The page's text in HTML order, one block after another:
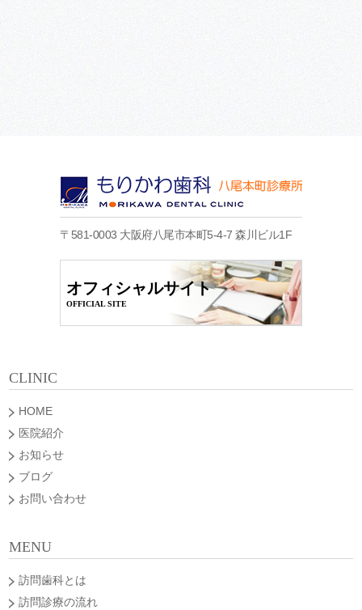
〒581-0003 大阪府八尾市本町5-4-7 森川ビル1F
オフィシャルサイト
OFFICIAL SITE
CLINIC
HOME
医院紹介
お知らせ
ブログ
お問い合わせ
MENU
訪問歯科とは
訪問診療の流れ